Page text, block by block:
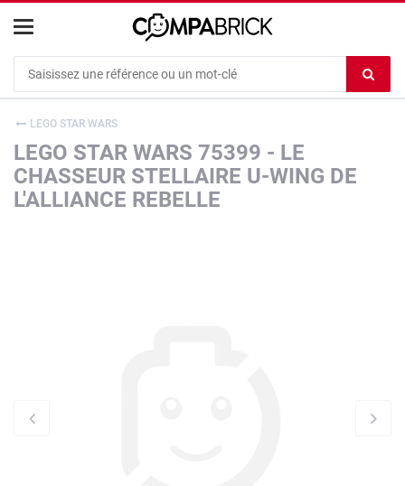
le
LEGO STAR WARS
LEGO STAR WARS 75399 - LE
CHASSEUR STELLAIRE U-WING DE
L'ALLIANCE REBELLE
Cookies management panel